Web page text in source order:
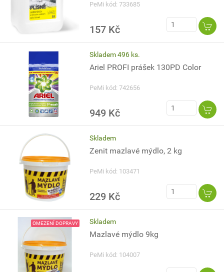
PeMi kód: 733685
157 Kč
Skladem 496 ks.
Ariel PROFI prášek 130PD Color
PeMi kód: 742656
949 Kč
Skladem
Zenit mazlavé mýdlo, 2 kg
PeMi kód: 103471
229 Kč
OMEZENÍ DOPRAVY Skladem
Mazlavé mýdlo 9kg
PeMi kód: 104007